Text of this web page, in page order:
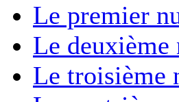
Le premier
Le
Le troisième